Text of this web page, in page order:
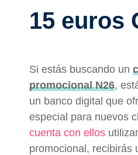
15 euros
Si estás buscando un
promocional N26,
un banco digital que
especial para nuevos
cuenta con ellos
promocional, recibirás